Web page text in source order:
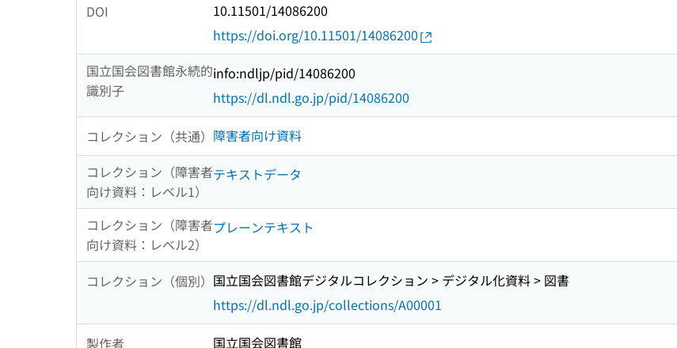
DOI
10.11501/14086200
https://doi.org/10.11501/14086200
国立国会図書館永続的
識別子
info:ndljp/pid/14086200
https://dl.ndl.go.jp/pid/14086200
コレクション（共通） 障害者向け資料
コレクション（障害者
向け資料：レベル1）
テキストデータ
コレクション（障害者
向け資料：レベル2）
プレーンテキスト
コレクション（個別） 国立国会図書館デジタルコレクション > デジタル化資料 > 図書
https://dl.ndl.go.jp/collections/A00001
製作者 国立国会図書館